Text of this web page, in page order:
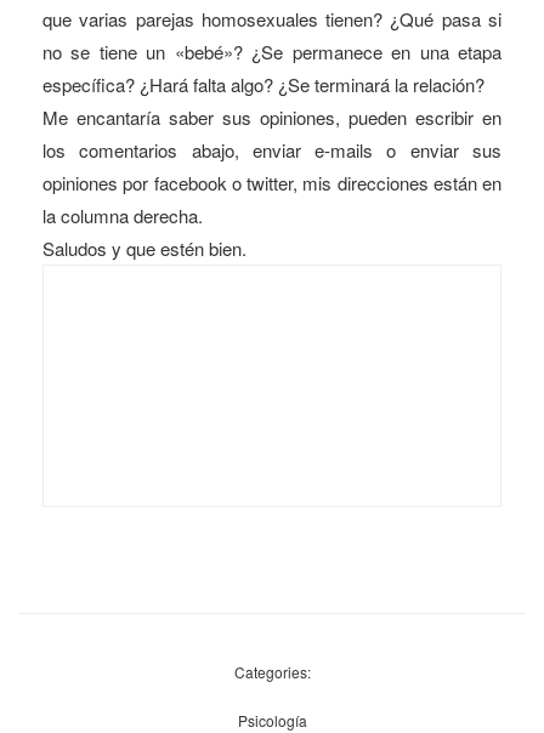
que varias parejas homosexuales tienen? ¿Qué pasa si
no se tiene un «bebé»? ¿Se permanece en una etapa
específica? ¿Hará falta algo? ¿Se terminará la relación?
Me encantaría saber sus opiniones, pueden escribir en
los comentarios abajo, enviare-mails o enviar sus
opiniones por facebook otwitter, mis direcciones están en
la columna derecha.
Saludos y que estén bien.
Categories:
Psicología